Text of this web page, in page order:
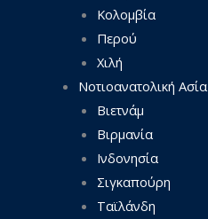
Κολομβία
Περού
Χιλή
Νοτιοανατολική Ασία
Βιετνάμ
Βιρμανία
Ινδονησία
Σιγκαπούρη
Ταϊλάνδη